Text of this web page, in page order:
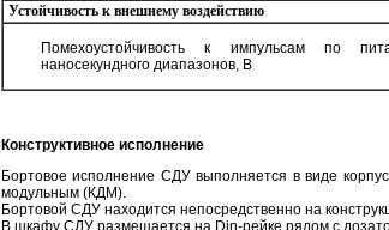
Устойчивость к внешнему воздействию
Помехоустойчивость к импульсам по
наносекундного диапазонов, В
Конструктивное исполнение
Бортовое исполнение СДУ выполняется в виде
модульным (КДМ).
Бортовой СДУ находится непосредственно на
В шкафу СДУ размещается на Din-рейке рядом с